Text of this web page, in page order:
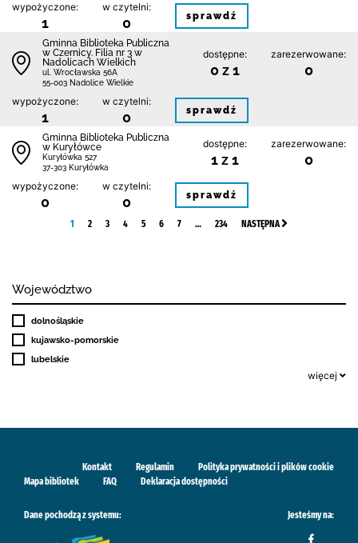
wypożyczone:
1
w czytelni:
0 sprawdź
Gminna Biblioteka Publiczna
w Czernicy. Filia nr 3 w
Nadolicach Wielkich
ul. Wrocławska 56A
55-003 Nadolice Wielkie
dostępne:
0 z 1
zarezerwowane:
0
wypożyczone:
1
w czytelni:
0 sprawdź
Gminna Biblioteka Publiczna
w Kuryłówce
Kuryłówka 527
37-303 Kuryłówka
dostępne:
1 z 1
zarezerwowane:
0
wypożyczone:
0
w czytelni:
0 sprawdź
1 2 3 4 5 6 7 … 234 NASTĘPNA
Województwo
dolnośląskie
kujawsko-pomorskie
lubelskie
więcej
Kontakt Regulamin
Polityka prywatności i plików cookie
Mapa bibliotek
FAQ Deklaracja dostępności
Dane pochodzą z systemu: Jesteśmy na: